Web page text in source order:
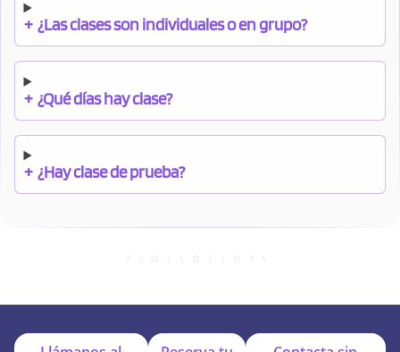
+ ¿Las clases son individuales o en grupo?
+ ¿Qué días hay clase?
+ ¿Hay clase de prueba?